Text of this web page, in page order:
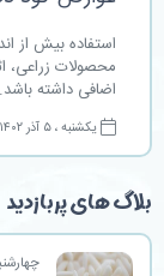
استفاده بیش از
محصولات زراعی،
اضافی داشته باشد.
یکشنبه ، ۵ آذر ۱۴۰۲
بلاگ های پربازدید
چهارشنبه ، 19